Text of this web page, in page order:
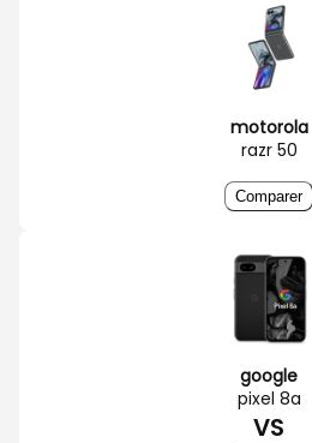
motorola
razr 50
Comparer
google
pixel 8a
VS